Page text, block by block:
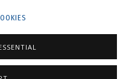
SITE BY ARTLOGIC